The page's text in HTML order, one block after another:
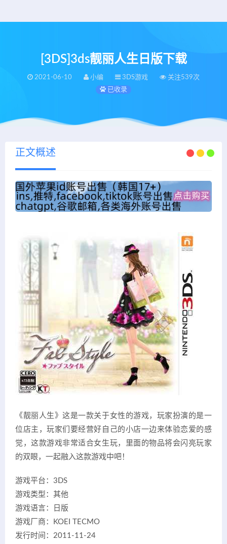
[3DS]3ds靓丽人生日版下载
2021-06-10 小编 3DS游戏
关注539次
已收录
正文概述
《靓丽人生》这是一款关于女性的游戏，玩家扮演的是一
位店主，玩家们要经营好自己的小店一边来体验恋爱的感
觉，这款游戏非常适合女生玩，里面的物品将会闪亮玩家
的双眼，一起融入这款游戏中吧！
游戏平台：3DS
游戏类型：其他
游戏语言：日版
游戏厂商：KOEI TECMO
发行时间：2011-11-24